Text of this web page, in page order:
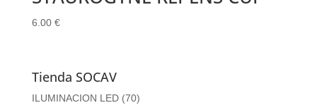
6.00 €
Tienda SOCAV
ILUMINACION LED (70)